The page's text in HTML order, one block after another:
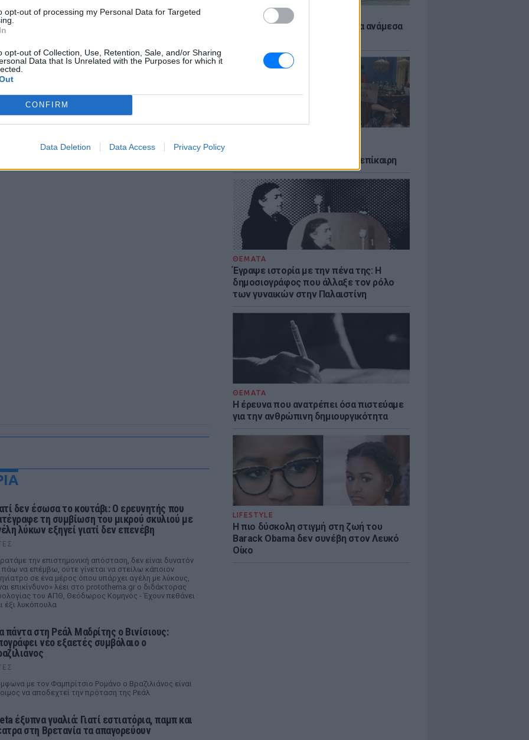
opt-out of processing my Personal Data for Targeted
opt-out of Collection, Use, Retention, Sale, and/or Sharing
Data that Is Unrelated with the Purposes for which it
CONFIRM
Data Deletion Data Access Privacy Policy
Πώς να αποφύγεις το σύγκαμα ανάμεσα
νεοπλουτισμό και παραμένει επίκαιρη
ΘΕΜΑΤΑ
Έγραψε ιστορία με την πένα της: Η
δημοσιογράφος που άλλαξε τον ρόλο
των γυναικών στην Παλαιστίνη
ΘΕΜΑΤΑ
Η έρευνα που ανατρέπει όσα πιστεύαμε
για την ανθρώπινη δημιουργικότητα
LIFESTYLE
Η πιο δύσκολη στιγμή στη ζωή του
Barack Obama δεν συνέβη στον Λευκό
Οίκο
στο
στηνροή ειδήσεωντου E-Daily.gr
και στο Instagram
δεν έσωσα το κουτάβι: Ο ερευνητής που
τη συμβίωση του μικρού σκυλιού με
λύκων εξηγεί γιατί δεν επενέβη
την επιστημονική απόσταση, δεν είναι δυνατόν
πάω να επέμβω, ούτε γίνεται να στείλω κάποιον
σε ένα μέρος όπου υπάρχει αγέλη με λύκους,
επικίνδυνο» λέει στο protothema.gr ο διδάκτορας
του ΑΠΘ, Θεόδωρος Κομηνός - Έχουν πεθάνει
έξι λυκόπουλα
πάντα στη Ρεάλ Μαδρίτης ο Βινίσιους:
νέο εξαετές συμβόλαιο ο
με τον Φαμπρίτσιο Ρομάνο ο Βραζιλιάνος είναι
να αποδεχτεί την πρόταση της Ρεάλ
έξυπνα γυαλιά: Γιατί εστιατόρια, παμπ και
στη Βρετανία τα απαγορεύουν